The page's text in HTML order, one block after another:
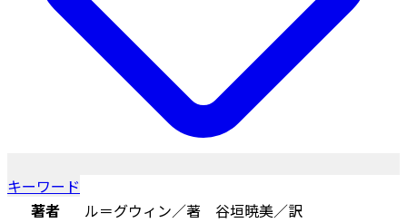
キーワード
著者
ル＝グウィン／著 谷垣暁美／訳